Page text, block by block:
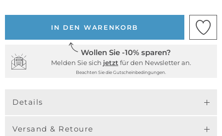
IN DEN WARENKORB
Wollen Sie -10% sparen?
Melden Sie sich jetzt für den Newsletter an.
Beachten Sie die Gutscheinbedingungen.
Details
Versand & Retoure